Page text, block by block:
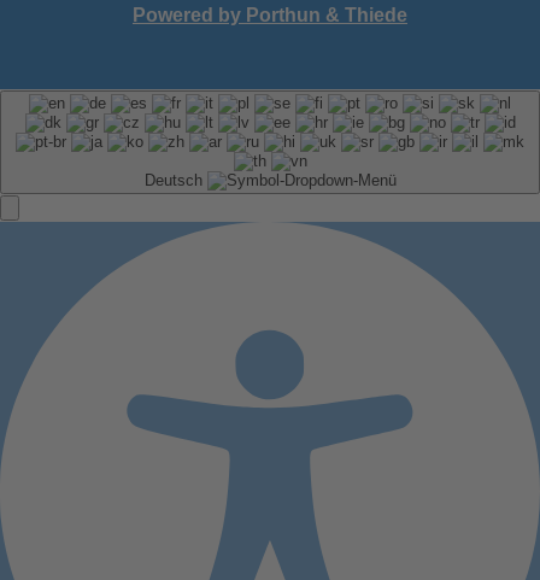
Powered by Porthun & Thiede
Deutsch